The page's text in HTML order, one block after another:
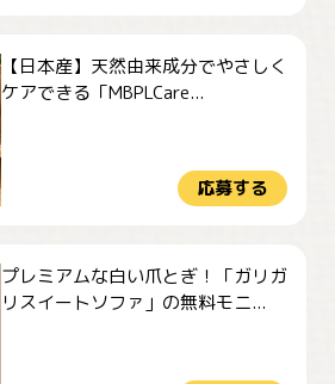
【日本産】天然由来成分でやさしく
ケアできる「MBPLCare...
応募する
プレミアムな白い爪とぎ！「ガリガ
リスイートソファ」の無料モニ...